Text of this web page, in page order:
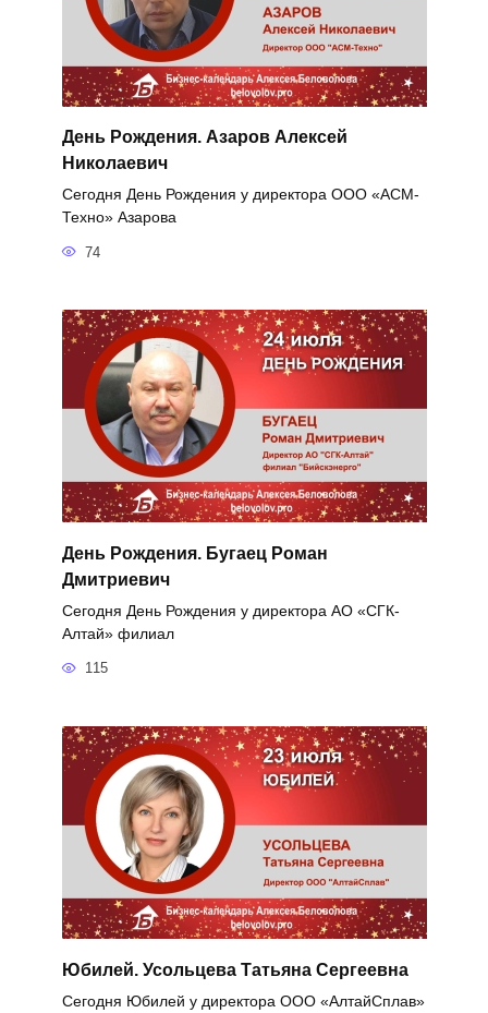
День Рождения. Азаров Алексей
Николаевич
Сегодня День Рождения у директора ООО «АСМ-
Техно» Азарова
74
День Рождения. Бугаец Роман
Дмитриевич
Сегодня День Рождения у директора АО «СГК-
Алтай» филиал
115
Юбилей. Усольцева Татьяна Сергеевна
Сегодня Юбилей у директора ООО «АлтайСплав»